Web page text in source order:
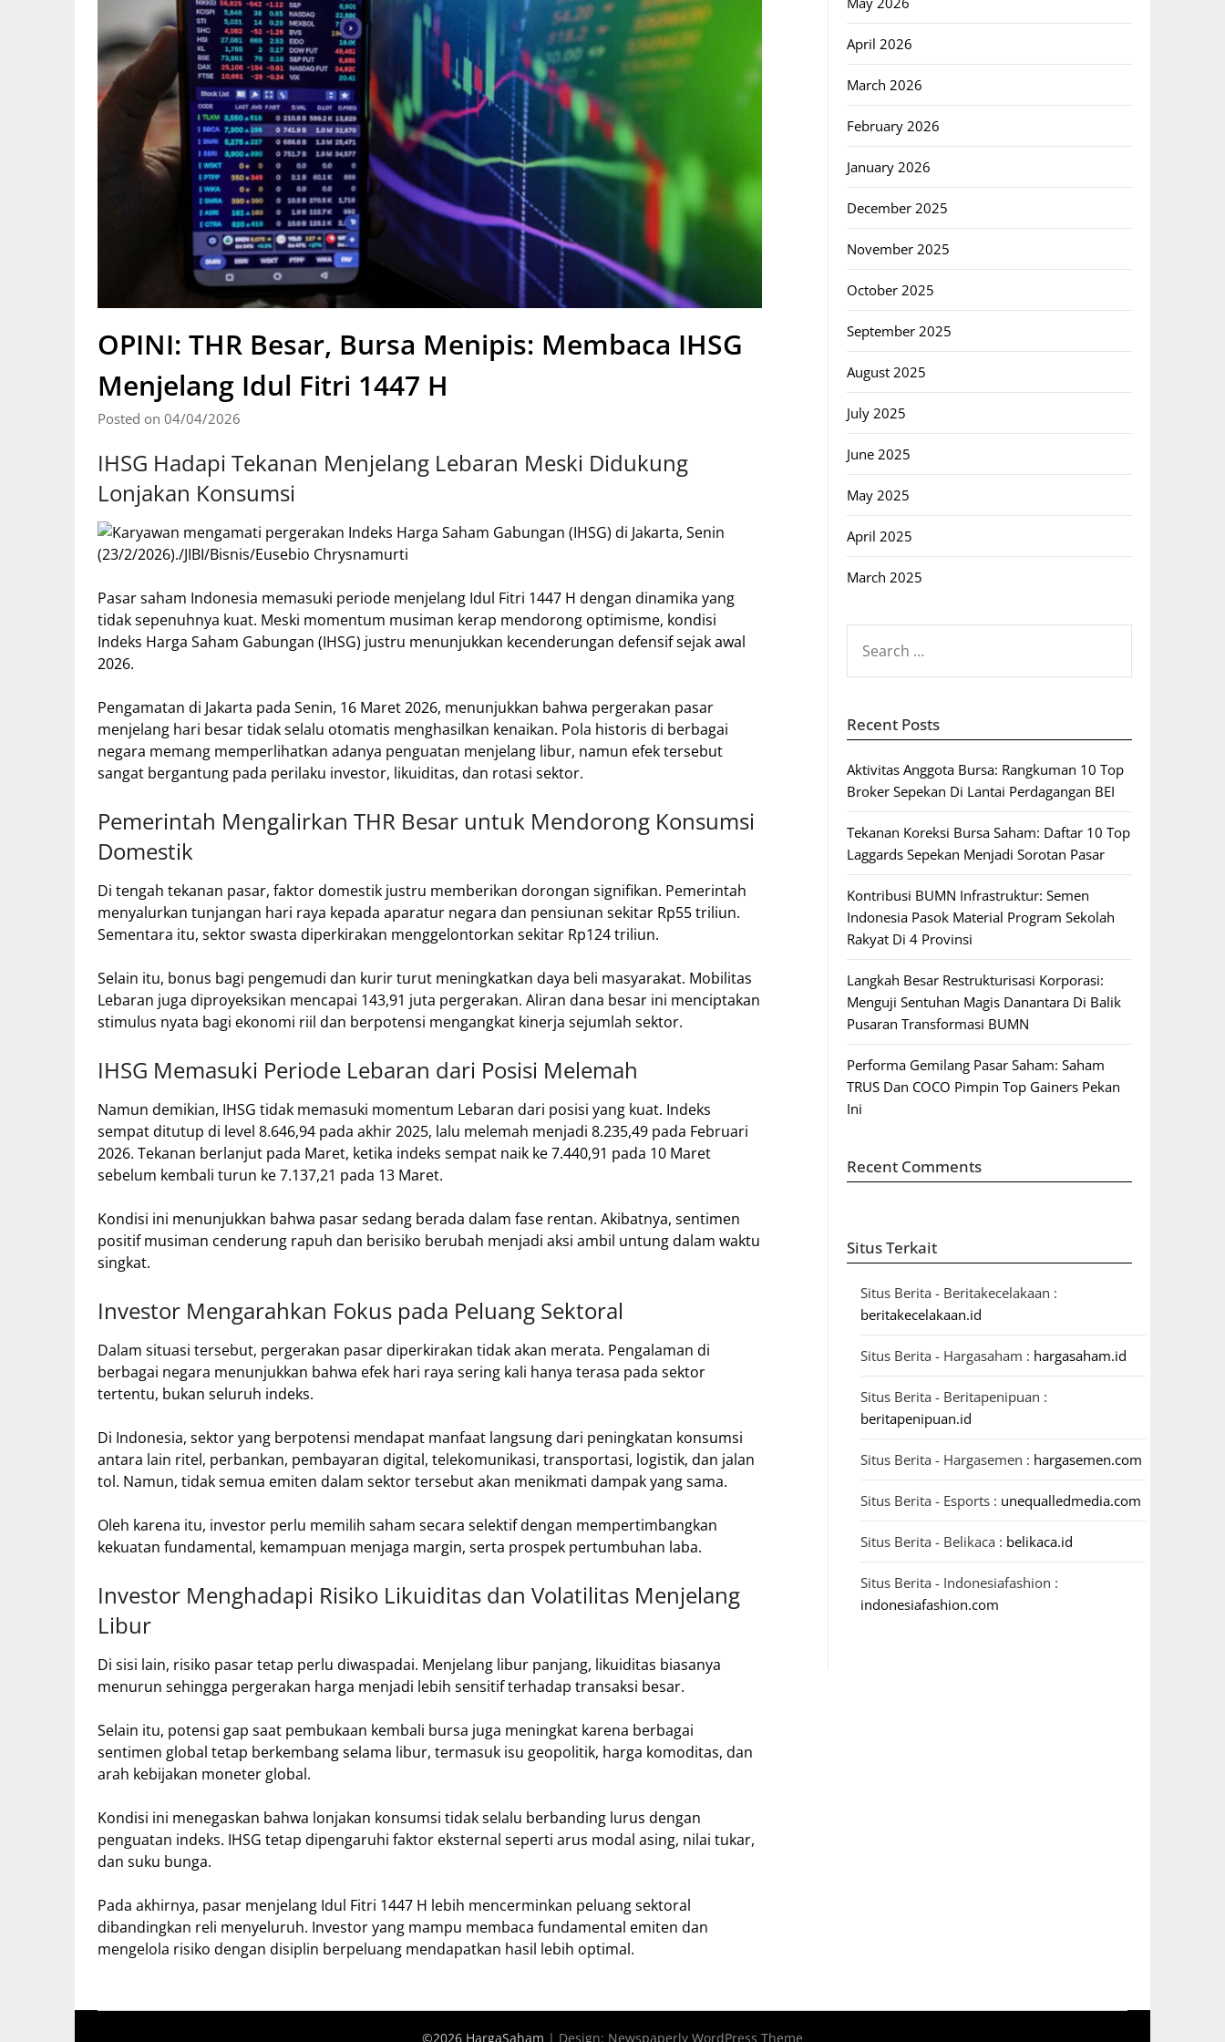
OPINI: THR Besar, Bursa Menipis: Membaca IHSG
Menjelang Idul Fitri 1447 H
Posted on 04/04/2026
IHSG Hadapi Tekanan Menjelang Lebaran Meski Didukung
Lonjakan Konsumsi
Pasar saham Indonesia memasuki periode menjelang Idul Fitri 1447 H dengan dinamika yang
tidak sepenuhnya kuat. Meski momentum musiman kerap mendorong optimisme, kondisi
Indeks Harga Saham Gabungan (IHSG) justru menunjukkan kecenderungan defensif sejak awal
2026.
Pengamatan di Jakarta pada Senin, 16 Maret 2026, menunjukkan bahwa pergerakan pasar
menjelang hari besar tidak selalu otomatis menghasilkan kenaikan. Pola historis di berbagai
negara memang memperlihatkan adanya penguatan menjelang libur, namun efek tersebut
sangat bergantung pada perilaku investor, likuiditas, dan rotasi sektor.
Pemerintah Mengalirkan THR Besar untuk Mendorong Konsumsi
Domestik
Di tengah tekanan pasar, faktor domestik justru memberikan dorongan signifikan. Pemerintah
menyalurkan tunjangan hari raya kepada aparatur negara dan pensiunan sekitar Rp55 triliun.
Sementara itu, sektor swasta diperkirakan menggelontorkan sekitar Rp124 triliun.
Selain itu, bonus bagi pengemudi dan kurir turut meningkatkan daya beli masyarakat. Mobilitas
Lebaran juga diproyeksikan mencapai 143,91 juta pergerakan. Aliran dana besar ini menciptakan
stimulus nyata bagi ekonomi riil dan berpotensi mengangkat kinerja sejumlah sektor.
IHSG Memasuki Periode Lebaran dari Posisi Melemah
Namun demikian, IHSG tidak memasuki momentum Lebaran dari posisi yang kuat. Indeks
sempat ditutup di level 8.646,94 pada akhir 2025, lalu melemah menjadi 8.235,49 pada Februari
2026. Tekanan berlanjut pada Maret, ketika indeks sempat naik ke 7.440,91 pada 10 Maret
sebelum kembali turun ke 7.137,21 pada 13 Maret.
Kondisi ini menunjukkan bahwa pasar sedang berada dalam fase rentan. Akibatnya, sentimen
positif musiman cenderung rapuh dan berisiko berubah menjadi aksi ambil untung dalam waktu
singkat.
Investor Mengarahkan Fokus pada Peluang Sektoral
Dalam situasi tersebut, pergerakan pasar diperkirakan tidak akan merata. Pengalaman di
berbagai negara menunjukkan bahwa efek hari raya sering kali hanya terasa pada sektor
tertentu, bukan seluruh indeks.
Di Indonesia, sektor yang berpotensi mendapat manfaat langsung dari peningkatan konsumsi
antara lain ritel, perbankan, pembayaran digital, telekomunikasi, transportasi, logistik, dan jalan
tol. Namun, tidak semua emiten dalam sektor tersebut akan menikmati dampak yang sama.
Oleh karena itu, investor perlu memilih saham secara selektif dengan mempertimbangkan
kekuatan fundamental, kemampuan menjaga margin, serta prospek pertumbuhan laba.
Investor Menghadapi Risiko Likuiditas dan Volatilitas Menjelang
Libur
Di sisi lain, risiko pasar tetap perlu diwaspadai. Menjelang libur panjang, likuiditas biasanya
menurun sehingga pergerakan harga menjadi lebih sensitif terhadap transaksi besar.
Selain itu, potensi gap saat pembukaan kembali bursa juga meningkat karena berbagai
sentimen global tetap berkembang selama libur, termasuk isu geopolitik, harga komoditas, dan
arah kebijakan moneter global.
Kondisi ini menegaskan bahwa lonjakan konsumsi tidak selalu berbanding lurus dengan
penguatan indeks. IHSG tetap dipengaruhi faktor eksternal seperti arus modal asing, nilai tukar,
dan suku bunga.
Pada akhirnya, pasar menjelang Idul Fitri 1447 H lebih mencerminkan peluang sektoral
dibandingkan reli menyeluruh. Investor yang mampu membaca fundamental emiten dan
mengelola risiko dengan disiplin berpeluang mendapatkan hasil lebih optimal.
April 2026
March 2026
February 2026
January 2026
December 2025
November 2025
October 2025
September 2025
August 2025
July 2025
June 2025
May 2025
April 2025
March 2025
FOR:
Recent Posts
Aktivitas Anggota Bursa: Rangkuman 10 Top
Broker Sepekan Di Lantai Perdagangan BEI
Tekanan Koreksi Bursa Saham: Daftar 10 Top
Laggards Sepekan Menjadi Sorotan Pasar
Kontribusi BUMN Infrastruktur: Semen
Indonesia Pasok Material Program Sekolah
Rakyat Di 4 Provinsi
Langkah Besar Restrukturisasi Korporasi:
Menguji Sentuhan Magis Danantara Di Balik
Pusaran Transformasi BUMN
Performa Gemilang Pasar Saham: Saham
TRUS Dan COCO Pimpin Top Gainers Pekan
Ini
Recent Comments
Situs Terkait
Situs Berita - Beritakecelakaan :
beritakecelakaan.id
Situs Berita - Hargasaham : hargasaham.id
Situs Berita - Beritapenipuan :
beritapenipuan.id
Situs Berita - Hargasemen : hargasemen.com
Situs Berita - Esports : unequalledmedia.com
Situs Berita - Belikaca : belikaca.id
Situs Berita - Indonesiafashion :
indonesiafashion.com
©2026 HargaSaham | Design: Newspaperly WordPress Theme